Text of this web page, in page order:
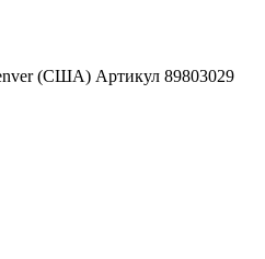
(США) Артикул 89803029